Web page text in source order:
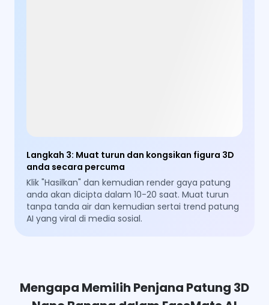
Langkah 3: Muat turun dan kongsikan figura 3D
anda secara percuma
Klik "Hasilkan" dan kemudian render gaya patung
anda akan dicipta dalam 10-20 saat. Muat turun
tanpa tanda air dan kemudian sertai trend patung
AI yang viral di media sosial.
Mengapa Memilih Penjana Patung 3D